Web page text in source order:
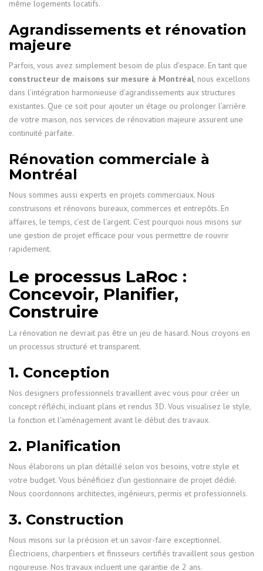
même logements locatifs.
Agrandissements et rénovation
majeure
Parfois, vous avez simplement besoin de plus d’espace. En tant que
constructeur de maisons sur mesure à Montréal, nous excellons
dans l’intégration harmonieuse d’agrandissements aux structures
existantes. Que ce soit pour ajouter un étage ou prolonger l’arrière
de votre maison, nos services de rénovation majeure assurent une
continuité parfaite.
Rénovation commerciale à
Montréal
Nous sommes aussi experts en projets commerciaux. Nous
construisons et rénovons bureaux, commerces et entrepôts. En
affaires, le temps, c’est de l’argent. C’est pourquoi nous misons sur
une gestion de projet efficace pour vous permettre de rouvrir
rapidement.
Le processus LaRoc :
Concevoir, Planifier,
Construire
La rénovation ne devrait pas être un jeu de hasard. Nous croyons en
un processus structuré et transparent.
1. Conception
Nos designers professionnels travaillent avec vous pour créer un
concept réfléchi, incluant plans et rendus 3D. Vous visualisez le style,
la fonction et l’aménagement avant le début des travaux.
2. Planification
Nous élaborons un plan détaillé selon vos besoins, votre style et
votre budget. Vous bénéficiez d’un gestionnaire de projet dédié.
Nous coordonnons architectes, ingénieurs, permis et professionnels.
3. Construction
Nous misons sur la précision et un savoir-faire exceptionnel.
Électriciens, charpentiers et finisseurs certifiés travaillent sous gestion
rigoureuse. Nos travaux incluent une garantie de 2 ans.